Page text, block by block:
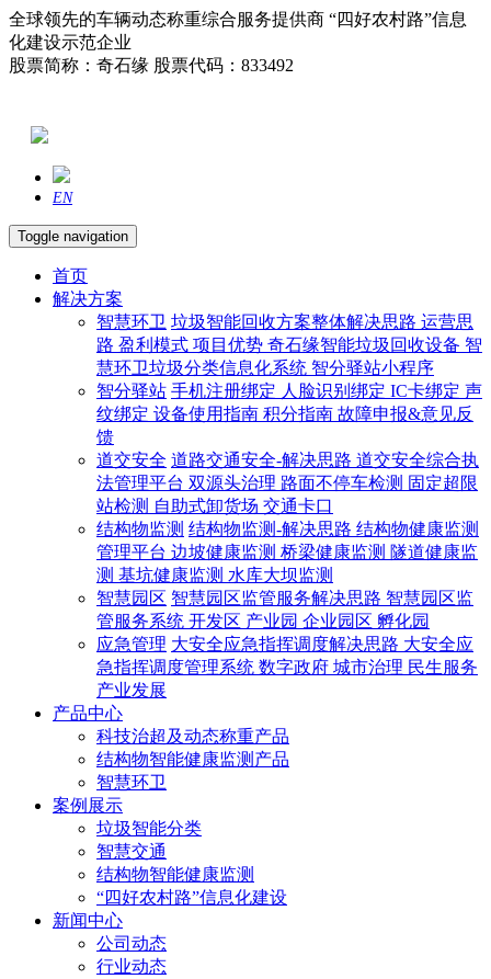
全球领先的车辆动态称重综合服务提供商 “四好农村路”信息
化建设示范企业
股票简称：奇石缘 股票代码：833492
EN
Toggle navigation
首页
解决方案
智慧环卫 垃圾智能回收方案整体解决思路 运营思
路 盈利模式 项目优势 奇石缘智能垃圾回收设备 智
慧环卫垃圾分类信息化系统 智分驿站小程序
智分驿站 手机注册绑定 人脸识别绑定 IC卡绑定 声
纹绑定 设备使用指南 积分指南 故障申报&意见反
馈
道交安全 道路交通安全-解决思路 道交安全综合执
法管理平台 双源头治理 路面不停车检测 固定超限
站检测 自助式卸货场 交通卡口
结构物监测 结构物监测-解决思路 结构物健康监测
管理平台 边坡健康监测 桥梁健康监测 隧道健康监
测 基坑健康监测 水库大坝监测
智慧园区 智慧园区监管服务解决思路 智慧园区监
管服务系统 开发区 产业园 企业园区 孵化园
应急管理 大安全应急指挥调度解决思路 大安全应
急指挥调度管理系统 数字政府 城市治理 民生服务
产业发展
产品中心
科技治超及动态称重产品
结构物智能健康监测产品
智慧环卫
案例展示
垃圾智能分类
智慧交通
结构物智能健康监测
“四好农村路”信息化建设
新闻中心
公司动态
行业动态